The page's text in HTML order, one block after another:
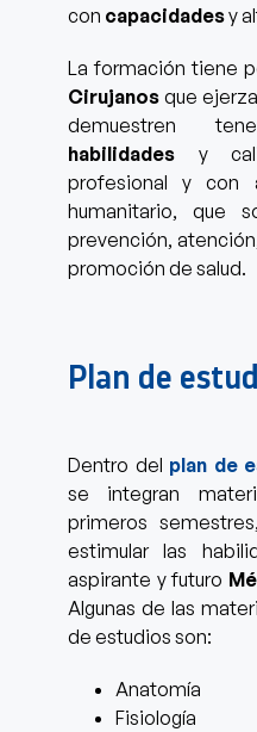
con capacidadesy
La formación tiene
Cirujanos que
demuestren
habilidades y
profesional y con
humanitario,que
prevención,
promoción de salud.
Plan de
Dentro del plan de
se integran
primeros semestres,
estimular las
aspirante y futuro
Algunas de las
de estudios son:
Anatomía
Fisiología